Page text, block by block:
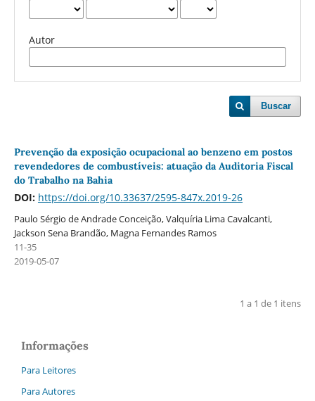
Autor
Buscar
Prevenção da exposição ocupacional ao benzeno em postos
revendedores de combustíveis: atuação da Auditoria Fiscal
do Trabalho na Bahia
DOI: https://doi.org/10.33637/2595-847x.2019-26
Paulo Sérgio de Andrade Conceição, Valquí­ria Lima Cavalcanti,
Jackson Sena Brandão, Magna Fernandes Ramos
11-35
2019-05-07
1 a 1 de 1 itens
Informações
Para Leitores
Para Autores